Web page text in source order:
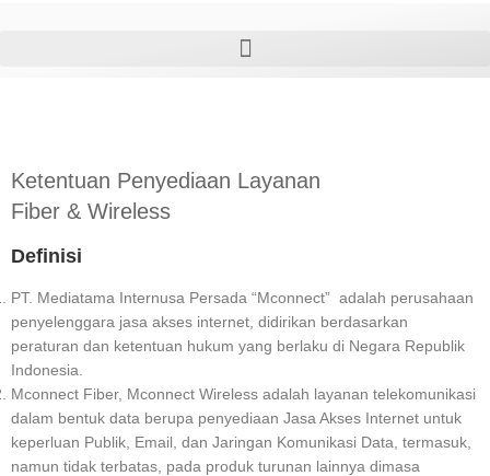
Ketentuan Penyediaan Layanan
Fiber & Wireless
Definisi
PT. Mediatama Internusa Persada “Mconnect” adalah perusahaan
penyelenggara jasa akses internet, didirikan berdasarkan
peraturan dan ketentuan hukum yang berlaku di Negara Republik
Indonesia.
Mconnect Fiber, Mconnect Wireless adalah layanan telekomunikasi
dalam bentuk data berupa penyediaan Jasa Akses Internet untuk
keperluan Publik, Email, dan Jaringan Komunikasi Data, termasuk,
namun tidak terbatas, pada produk turunan lainnya dimasa